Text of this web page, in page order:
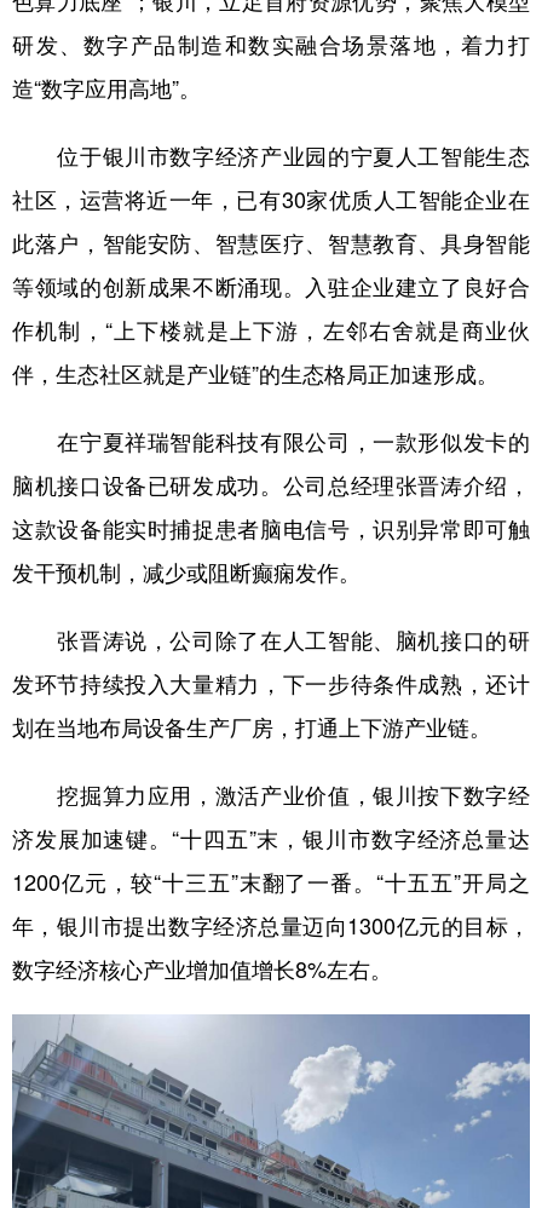
研发、数字产品制造和数实融合场景落地，着力打
造“数字应用高地”。
位于银川市数字经济产业园的宁夏人工智能生态
社区，运营将近一年，已有30家优质人工智能企业在
此落户，智能安防、智慧医疗、智慧教育、具身智能
等领域的创新成果不断涌现。入驻企业建立了良好合
作机制，“上下楼就是上下游，左邻右舍就是商业伙
伴，生态社区就是产业链”的生态格局正加速形成。
在宁夏祥瑞智能科技有限公司，一款形似发卡的
脑机接口设备已研发成功。公司总经理张晋涛介绍，
这款设备能实时捕捉患者脑电信号，识别异常即可触
发干预机制，减少或阻断癫痫发作。
张晋涛说，公司除了在人工智能、脑机接口的研
发环节持续投入大量精力，下一步待条件成熟，还计
划在当地布局设备生产厂房，打通上下游产业链。
挖掘算力应用，激活产业价值，银川按下数字经
济发展加速键。“十四五”末，银川市数字经济总量达
1200亿元，较“十三五”末翻了一番。“十五五”开局之
年，银川市提出数字经济总量迈向1300亿元的目标，
数字经济核心产业增加值增长8%左右。